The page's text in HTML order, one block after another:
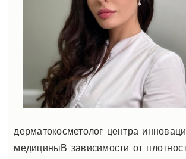
дерматокосметолог центра
медициныВ зависимости от